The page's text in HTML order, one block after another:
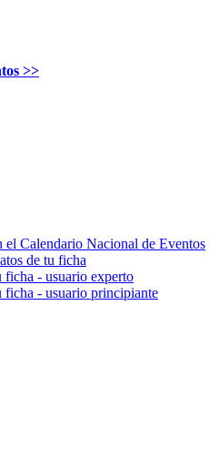
>>
el Calendario Nacional de Eventos
de tu ficha
ficha - usuario experto
ficha - usuario principiante